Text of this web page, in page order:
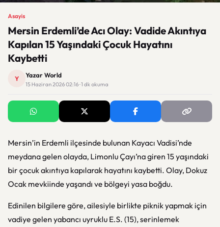
Asayis
Mersin Erdemli’de Acı Olay: Vadide Akıntıya
Kapılan 15 Yaşındaki Çocuk Hayatını
Kaybetti
Y Yazar World
15 Haziran 2026 02:16 · 1 dk okuma
Mersin’in Erdemli ilçesinde bulunan Kayacı Vadisi’nde
meydana gelen olayda, Limonlu Çayı’na giren 15 yaşındaki
bir çocuk akıntıya kapılarak hayatını kaybetti. Olay, Dokuz
Ocak mevkiinde yaşandı ve bölgeyi yasa boğdu.
Edinilen bilgilere göre, ailesiyle birlikte piknik yapmak için
vadiye gelen yabancı uyruklu E.S. (15), serinlemek